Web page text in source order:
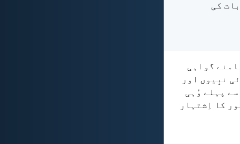
کی
گواہی
نبِیوں اور
پہلے وُہی
کا اِشتہار